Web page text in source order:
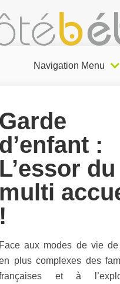
Navigation Menu
Garde
d’enfant :
L’essor du
multi
!
Face aux modes de vie
plus complexes des
et à